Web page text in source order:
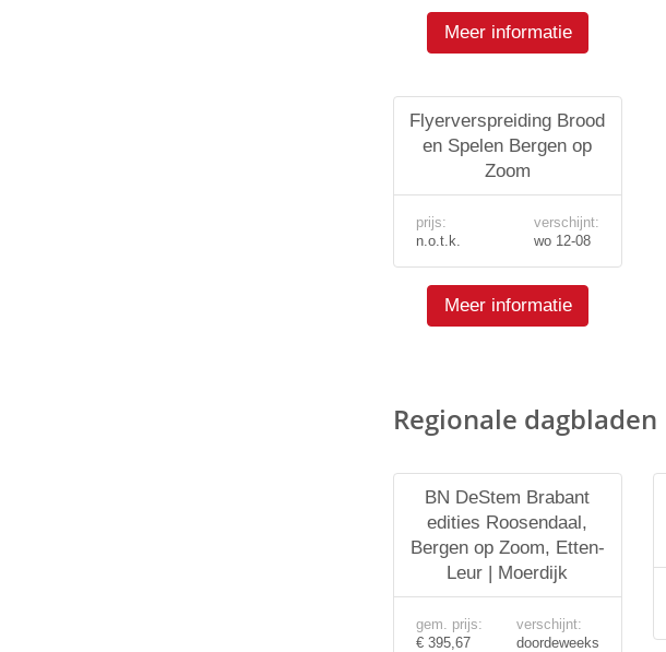
Meer informatie
Flyerverspreiding Brood
en Spelen Bergen op
Zoom
prijs:
n.o.t.k.
verschijnt:
wo 12-08
Meer informatie
Regionale dagbladen
BN DeStem Brabant
edities Roosendaal,
Bergen op Zoom, Etten-
Leur | Moerdijk
gem. prijs:
€ 395,67
verschijnt:
doordeweeks